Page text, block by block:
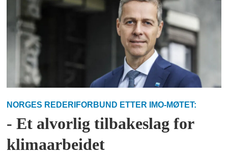
NORGES REDERIFORBUND ETTER IMO-MØTET:
- Et alvorlig tilbakeslag for
klimaarbeidet